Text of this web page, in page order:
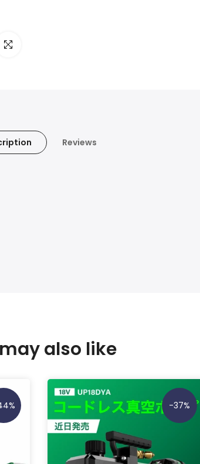
Click to enlarge
Reviews
also like
-37%